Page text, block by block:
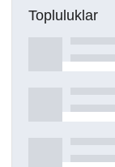
Topluluklar